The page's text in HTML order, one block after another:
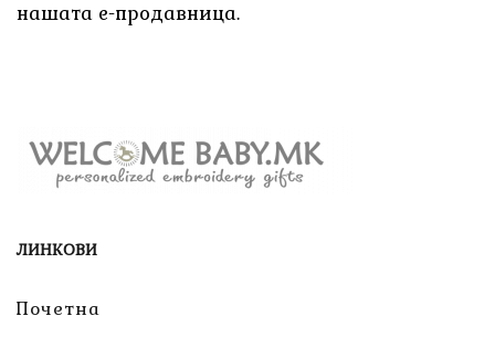
нашата е-продавница.
ЛИНКОВИ
Почетна